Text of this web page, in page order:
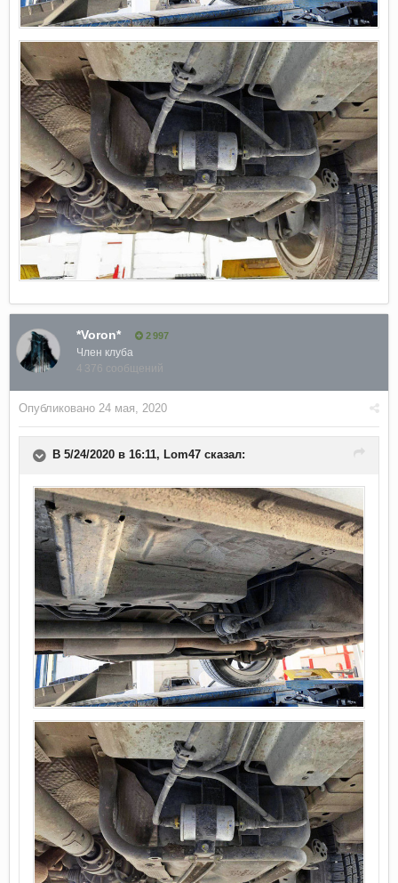
*Voron* 2 997
Член клуба
4 376 сообщений
Опубликовано 24 мая, 2020
В 5/24/2020 в 16:11, Lom47 сказал: